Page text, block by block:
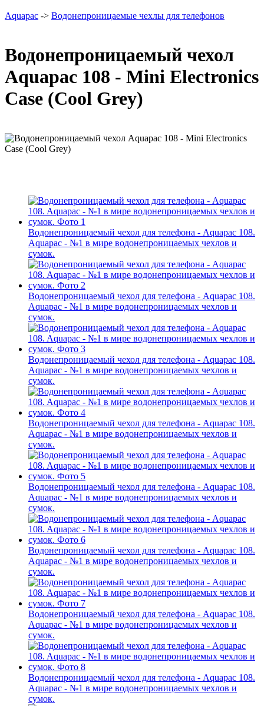
Aquapac -> Водонепроницаемые чехлы для телефонов
Водонепроницаемый чехол
Aquapac 108 - Mini Electronics
Case (Cool Grey)
Водонепроницаемый чехол для телефона - Aquapac 108.
Aquapac - №1 в мире водонепроницаемых чехлов и
сумок.
Водонепроницаемый чехол для телефона - Aquapac 108.
Aquapac - №1 в мире водонепроницаемых чехлов и
сумок.
Водонепроницаемый чехол для телефона - Aquapac 108.
Aquapac - №1 в мире водонепроницаемых чехлов и
сумок.
Водонепроницаемый чехол для телефона - Aquapac 108.
Aquapac - №1 в мире водонепроницаемых чехлов и
сумок.
Водонепроницаемый чехол для телефона - Aquapac 108.
Aquapac - №1 в мире водонепроницаемых чехлов и
сумок.
Водонепроницаемый чехол для телефона - Aquapac 108.
Aquapac - №1 в мире водонепроницаемых чехлов и
сумок.
Водонепроницаемый чехол для телефона - Aquapac 108.
Aquapac - №1 в мире водонепроницаемых чехлов и
сумок.
Водонепроницаемый чехол для телефона - Aquapac 108.
Aquapac - №1 в мире водонепроницаемых чехлов и
сумок.